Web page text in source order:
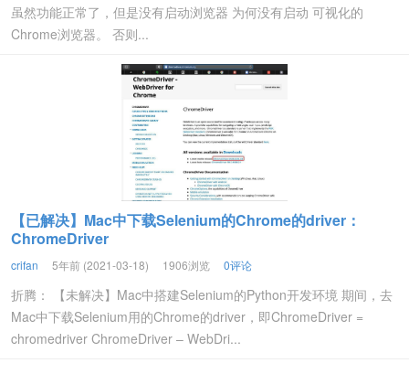
虽然功能正常了，但是没有启动浏览器 为何没有启动 可视化的
Chrome浏览器。 否则...
【已解决】Mac中下载Selenium的Chrome的driver：
ChromeDriver
crifan 5年前 (2021-03-18) 1906浏览 0评论
折腾： 【未解决】Mac中搭建Selenium的Python开发环境 期间，去
Mac中下载Selenium用的Chrome的driver，即ChromeDriver =
chromedriver ChromeDriver – WebDri...